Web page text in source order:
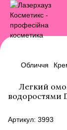
Обличчя
Легкий
водоростями
Артикул: 3993